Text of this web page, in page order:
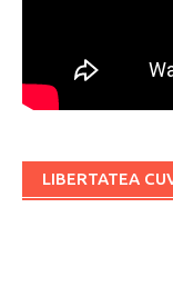
LIBERTATEA